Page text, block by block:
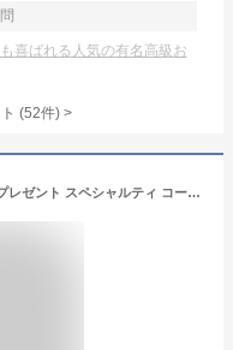
喜ばれる人気の有名高級お
(52件) >
長崎心泉堂 コーヒー ギフト セット プレゼント スペシャルティ コーヒー 珈琲 テトラ 9パック 長崎 カステラ 10切れ お菓子 TO8V